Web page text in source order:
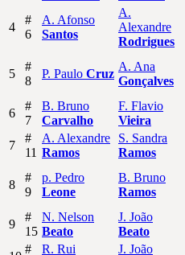
4
#
6
A. Afonso
Santos
A.
Alexandre
Rodrigues
5
#
8
P. Paulo Cruz
A. Ana
Gonçalves
6
#
7
B. Bruno
Carvalho
F. Flavio
Vieira
7
#
11
A. Alexandre
Ramos
S. Sandra
Ramos
8
#
9
p. Pedro
Leone
B. Bruno
Ramos
9
#
15
N. Nelson
Beato
J. João
Beato
# R. Rui J. João